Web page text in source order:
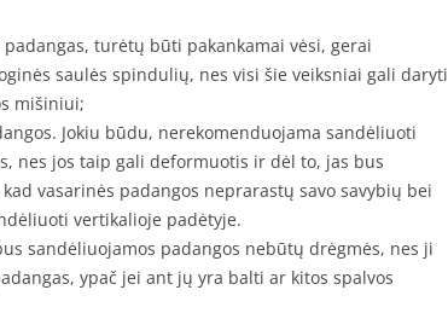
turėtų būti pakankamai vėsi, gerai
saulės spindulių, nes visi šie veiksniai gali daryti
mišiniui;
Jokiu būdu, nerekomenduojama sandėliuoti
nes jos taip gali deformuotis ir dėl to, jas bus
vasarinės padangos neprarastų savo savybių bei
vertikalioje padėtyje.
sandėliuojamos padangos nebūtų drėgmės, nes ji
ypač jei ant jų yra balti ar kitos spalvos